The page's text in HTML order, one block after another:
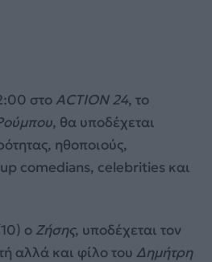
στοACTION 24, το
, θα υποδέχεται
ηθοποιούς,
comedians, celebrities και
ο Ζήσης, υποδέχεται τον
αλλά και φίλο του Δημήτρη